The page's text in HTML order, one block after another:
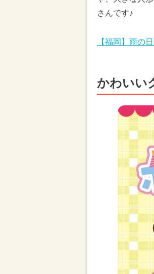
さんです♪
【福岡】雨の
かわいい